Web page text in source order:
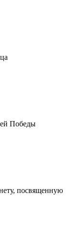
Победы
посвященную